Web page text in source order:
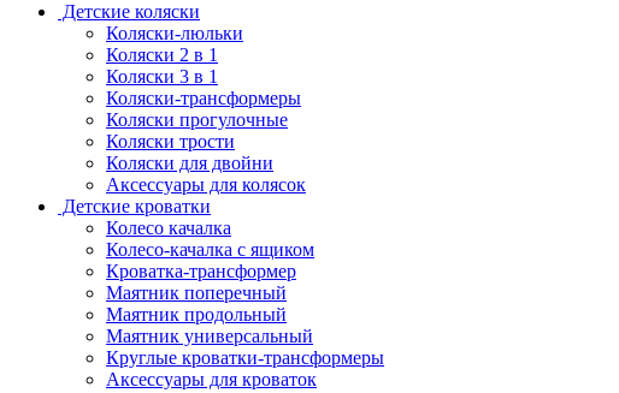
Детские коляски
Коляски-люльки
Коляски 2 в 1
Коляски 3 в 1
Коляски-трансформеры
Коляски прогулочные
Коляски трости
Коляски для двойни
Аксессуары для колясок
Детские кроватки
Колесо качалка
Колесо-качалка с ящиком
Кроватка-трансформер
Маятник поперечный
Маятник продольный
Маятник универсальный
Круглые кроватки-трансформеры
Аксессуары для кроваток